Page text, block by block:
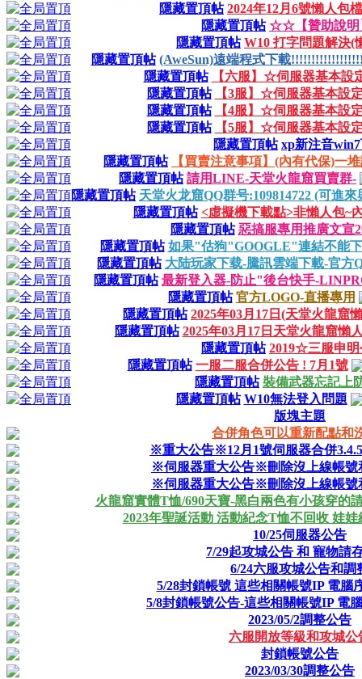
隱藏置頂帖 2024年12月6號懶人包
隱藏置頂帖 ☆☆【贊助說
隱藏置頂帖 W10 打字問題解決(
隱藏置頂帖 (AweSun)遠端程式下載
隱藏置頂帖
【六服】☆伺服器基本設
隱藏置頂帖
【3服】☆伺服器基本設
隱藏置頂帖
【4服】☆伺服器基本設
隱藏置頂帖
【5服】☆伺服器基本設
隱藏置頂帖 xp新注音
隱藏置頂帖
【買賣注意事項】(內有代保)一
隱藏置頂帖 請用LINE-天堂火龍窟買賣群-
隱藏置頂帖 天堂火龙窟QQ群号:109814722 (可進
隱藏置頂帖 <虛擬機下載點>非懶人包~
隱藏置頂帖 惡搞服專用推廣文宣
隱藏置頂帖 如果"估狗"GOOGLE"連結不能
隱藏置頂帖 大陆玩家下载-騰訊雲端下載-官方
隱藏置頂帖 最新登入器-防止"後台快手-
隱藏置頂帖 官方LOGO-直播專用
隱藏置頂帖 2025年03月17日(天堂火龍窟
隱藏置頂帖 2025年03月17日天堂火龍窟懶
隱藏置頂帖 2019☆三服申
隱藏置頂帖 一服二服合併公告 ! 7月1號
隱藏置頂帖 裝備武器忘記上
隱藏置頂帖 W10無法登入問題
版塊主題
合併角色可以重新配點和
※重大公告※12月1號伺服器合併
※伺服器重大公告※刪除沒上線帳號
※伺服器重大公告※刪除沒上線帳號
火龍窟實體T恤/690天寶-黑白兩色有小孩穿的
2023年聖誕活動 活動紀念T恤不回收 娃娃
10/25伺服器公告
7/29起攻城公告 和 寵物請
6/24六服攻城公告和調
5/28封鎖帳號 這些相關帳號IP 電腦
5/8封鎖帳號公告-這些相關帳號IP 電
2023/05/2調整公告
六服開放等級和攻城公
封鎖帳號公告
2023/03/30調整公告